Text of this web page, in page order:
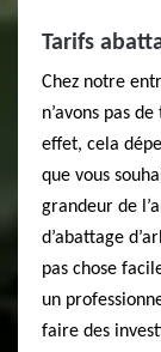
Tarifs
Chez notre
n’avons pas
effet, cela
que vous
grandeur de
d’abattage
pas chose
un
faire des